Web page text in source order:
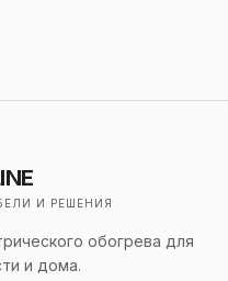
И РЕШЕНИЯ
обогрева для
и дома.